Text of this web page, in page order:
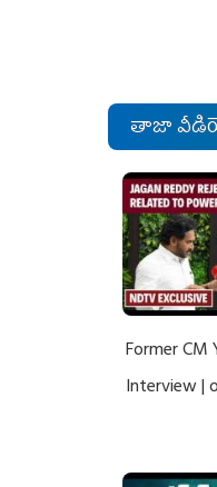
తాజా
Former CM
Interview |